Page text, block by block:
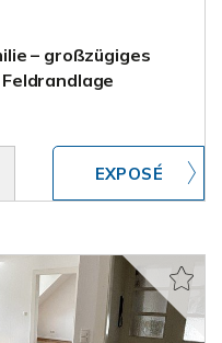
– großzügiges